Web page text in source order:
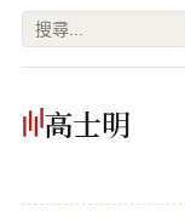
搜
鍵 高士明